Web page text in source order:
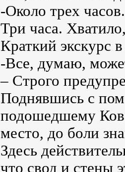
-Около трех часов.
Три часа.
Краткий экскурс
-Все, думаю,
– Строго
Поднявшись с
подошедшему
место, до боли
Здесь
что свод и стены